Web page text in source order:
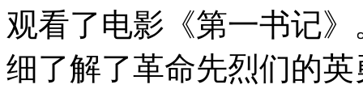
观看了电影《第一书记
细了解了革命先烈们的